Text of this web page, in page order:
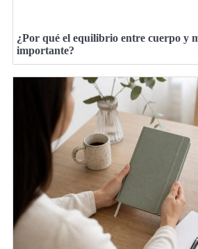
¿Por qué el equilibrio entre cuerpo y
importante?